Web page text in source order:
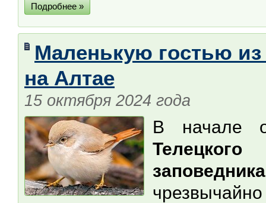
Подробнее »
Маленькую гостью
на Алтае
15 октября 2024 года
В начале
Телецкого
заповедника